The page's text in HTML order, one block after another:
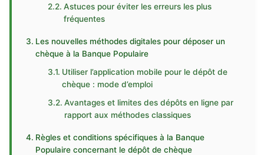
Astuces pour éviter les erreurs les plus
fréquentes
Les nouvelles méthodes digitales pour déposer un
chèque à la Banque Populaire
Utiliser l’application mobile pour le dépôt de
chèque : mode d’emploi
Avantages et limites des dépôts en ligne par
rapport aux méthodes classiques
Règles et conditions spécifiques à la Banque
Populaire concernant le dépôt de chèque